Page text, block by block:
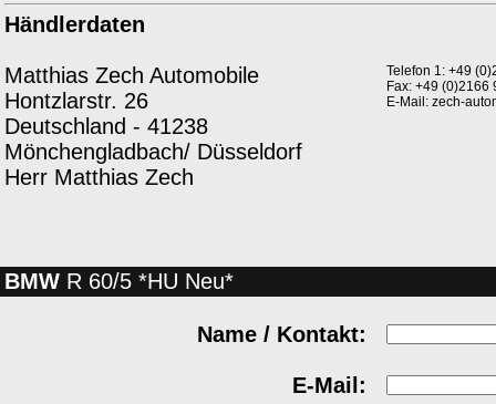
Händlerdaten
Matthias Zech Automobile
Hontzlarstr. 26
Deutschland - 41238
Mönchengladbach/ Düsseldorf
Herr Matthias Zech
Telefon 1: +49
Fax: +49 (0)2166
E-Mail: zech-
BMW R 60/5 *HU Neu*
Name / Kontakt:
E-Mail: